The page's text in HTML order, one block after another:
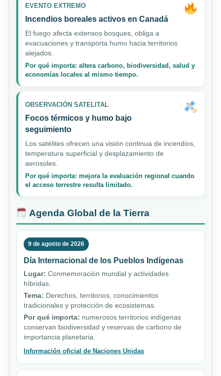
EVENTO EXTREMO
Incendios boreales activos en Canadá
El fuego afecta extensos bosques, obliga a
evacuaciones y transporta humo hacia territorios
alejados.
Por qué importa: altera carbono, biodiversidad, salud y
economías locales al mismo tiempo.
OBSERVACIÓN SATELITAL
Focos térmicos y humo bajo
seguimiento
Los satélites ofrecen una visión continua de incendios,
temperatura superficial y desplazamiento de
aerosoles.
Por qué importa: mejora la evaluación regional cuando
el acceso terrestre resulta limitado.
Agenda Global de la Tierra
9 de agosto de 2026
Día Internacional de los Pueblos Indígenas
Lugar: Conmemoración mundial y actividades
híbridas.
Tema: Derechos, territorios, conocimientos
tradicionales y protección de ecosistemas.
Por qué importa: numerosos territorios indígenas
conservan biodiversidad y reservas de carbono de
importancia planetaria.
Información oficial de Naciones Unidas